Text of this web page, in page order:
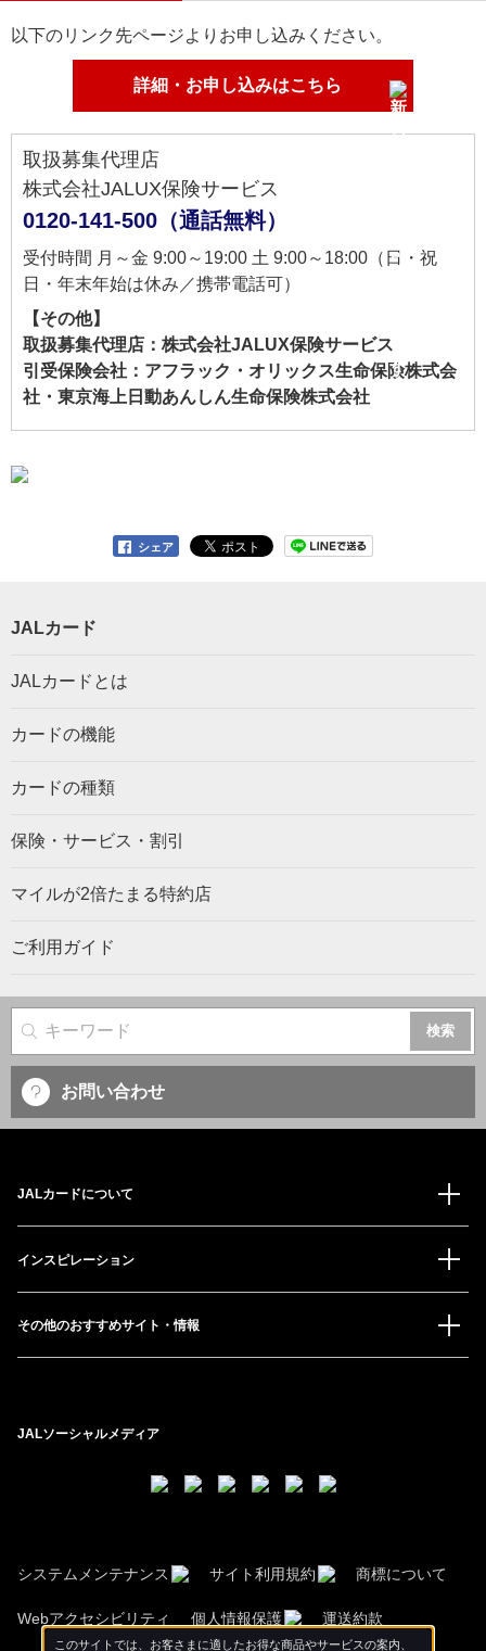
以下のリンク先ページよりお申し込みください。
詳細・お申し込みはこちら
取扱募集代理店
株式会社JALUX保険サービス
0120-141-500（通話無料）
受付時間 月～金 9:00～19:00 土 9:00～18:00（日・祝
日・年末年始は休み／携帯電話可）
【その他】
取扱募集代理店：株式会社JALUX保険サービス
引受保険会社：アフラック・オリックス生命保険株式会
社・東京海上日動あんしん生命保険株式会社
シェア
JALカード
JALカードとは
カードの機能
カードの種類
保険・サービス・割引
マイルが2倍たまる特約店
ご利用ガイド
サイト内検索
お問い合わせ
JALカードについて
インスピレーション
その他のおすすめサイト・情報
JALソーシャルメディア
システムメンテナンス サイト利用規約 商標について
Webアクセシビリティ 個人情報保護 運送約款
このサイトでは、お客さまに適したお得な商品やサービスの案内、